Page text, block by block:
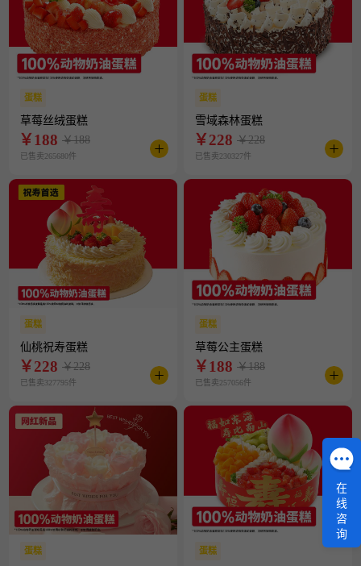
蛋糕
草莓丝绒蛋糕
￥188 ￥188
已售卖265680件
蛋糕
雪域森林蛋糕
￥228 ￥228
已售卖230327件
蛋糕
仙桃祝寿蛋糕
￥228 ￥228
已售卖327795件
蛋糕
草莓公主蛋糕
￥188 ￥188
已售卖257056件
蛋糕 蛋糕
在
线
咨
询